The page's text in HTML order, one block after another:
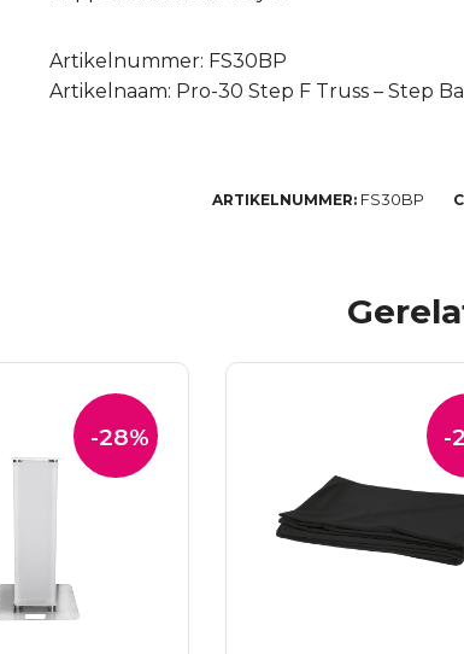
Artikelnummer: FS30BP
Artikelnaam: Pro-30 Step F Truss – Step
ARTIKELNUMMER: FS30BP
-28% -